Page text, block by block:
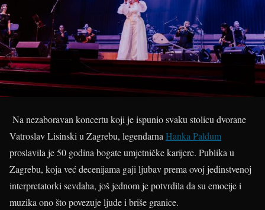
Na nezaboravan koncertu koji je ispunio svaku stolicu dvorane
Vatroslav Lisinski u Zagrebu, legendarna Hanka Paldum
proslavila je 50 godina bogate umjetničke karijere. Publika u
Zagrebu, koja već decenijama gaji ljubav prema ovoj jedinstvenoj
interpretatorki sevdaha, još jednom je potvrdila da su emocije i
muzika ono što povezuje ljude i briše granice.